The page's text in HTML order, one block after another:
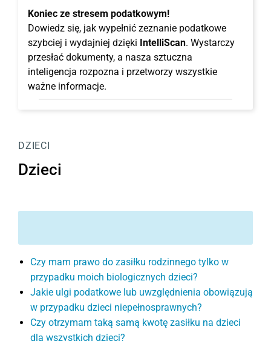
Koniec ze stresem podatkowym!
Dowiedz się, jak wypełnić zeznanie podatkowe
szybciej i wydajniej dzięki IntelliScan. Wystarczy
przesłać dokumenty, a nasza sztuczna
inteligencja rozpozna i przetworzy wszystkie
ważne informacje.
DZIECI
Dzieci
Czy mam prawo do zasiłku rodzinnego tylko w
przypadku moich biologicznych dzieci?
Jakie ulgi podatkowe lub uwzględnienia obowiązują
w przypadku dzieci niepełnosprawnych?
Czy otrzymam taką samą kwotę zasiłku na dzieci
dla wszystkich dzieci?